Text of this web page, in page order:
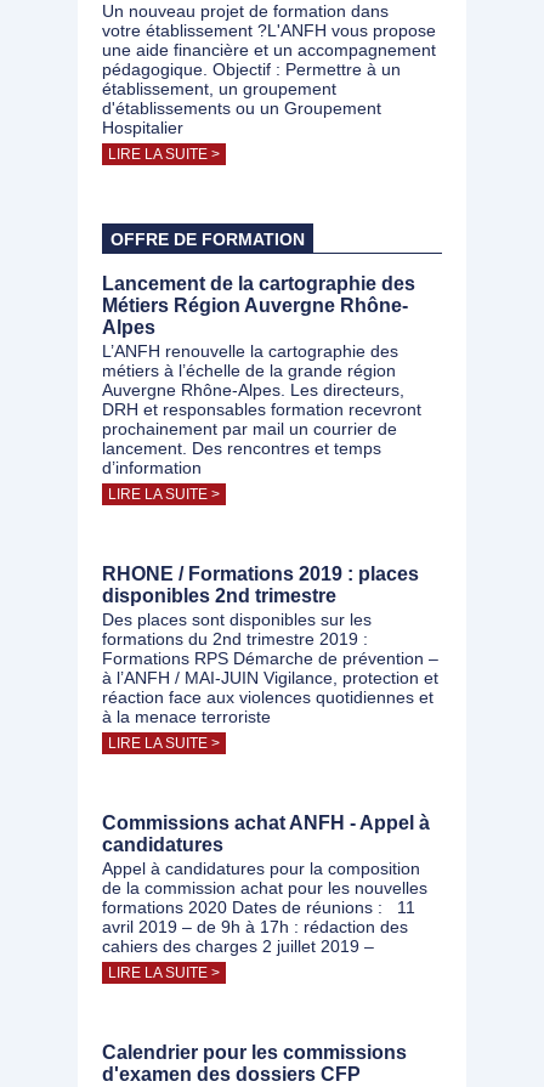
Un nouveau projet de formation dans
votre établissement ?L'ANFH vous propose
une aide financière et un accompagnement
pédagogique. Objectif : Permettre à un
établissement, un groupement
d'établissements ou un Groupement
Hospitalier
LIRE LA SUITE >
OFFRE DE FORMATION
Lancement de la cartographie des
Métiers Région Auvergne Rhône-
Alpes
L’ANFH renouvelle la cartographie des
métiers à l’échelle de la grande région
Auvergne Rhône-Alpes. Les directeurs,
DRH et responsables formation recevront
prochainement par mail un courrier de
lancement. Des rencontres et temps
d’information
LIRE LA SUITE >
RHONE / Formations 2019 : places
disponibles 2nd trimestre
Des places sont disponibles sur les
formations du 2nd trimestre 2019 :
Formations RPS Démarche de prévention –
à l’ANFH / MAI-JUIN Vigilance, protection et
réaction face aux violences quotidiennes et
à la menace terroriste
LIRE LA SUITE >
Commissions achat ANFH - Appel à
candidatures
Appel à candidatures pour la composition
de la commission achat pour les nouvelles
formations 2020 Dates de réunions : 11
avril 2019 – de 9h à 17h : rédaction des
cahiers des charges 2 juillet 2019 –
LIRE LA SUITE >
Calendrier pour les commissions
d'examen des dossiers CFP